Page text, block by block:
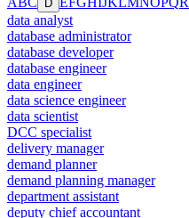
D
data analyst
database administrator
database developer
database engineer
data engineer
data science engineer
data scientist
DCC specialist
delivery manager
demand planner
demand planning manager
department assistant
deputy chief accountant